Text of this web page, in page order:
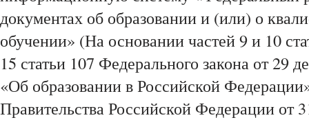
документах об образовании и (или) о
обучении» (На основании частей 9 и 10
15 статьи 107 Федерального закона от 29
«Об образовании в Российской
Правительства Российской Федерации от